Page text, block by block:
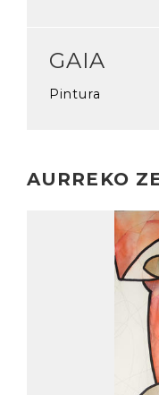
GAIA
Pintura
AURREKO